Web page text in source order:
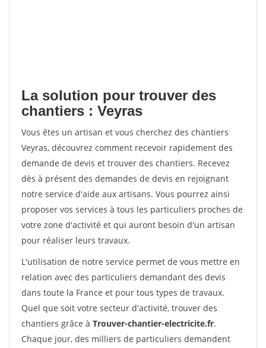
La solution pour trouver des
chantiers : Veyras
Vous êtes un artisan et vous cherchez des chantiers
Veyras, découvrez comment recevoir rapidement des
demande de devis et trouver des chantiers. Recevez
dès à présent des demandes de devis en rejoignant
notre service d'aide aux artisans. Vous pourrez ainsi
proposer vos services à tous les particuliers proches de
votre zone d'activité et qui auront besoin d'un artisan
pour réaliser leurs travaux.
L'utilisation de notre service permet de vous mettre en
relation avec des particuliers demandant des devis
dans toute la France et pour tous types de travaux.
Quel que soit votre secteur d'activité, trouver des
chantiers grâce à Trouver-chantier-electricite.fr.
Chaque jour, des milliers de particuliers demandent